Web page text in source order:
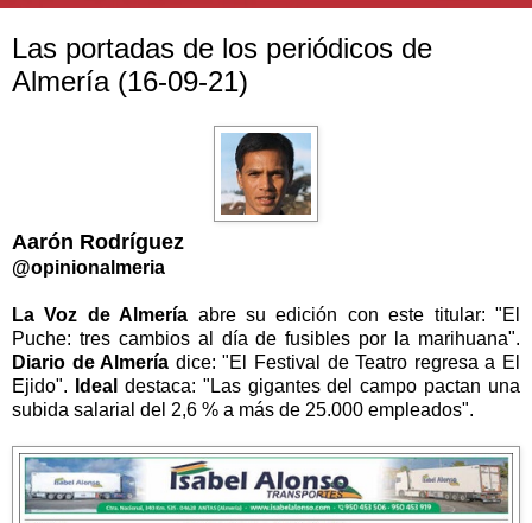
Las portadas de los periódicos de
Almería (16-09-21)
Aarón Rodríguez
@opinionalmeria
La Voz de Almería abre su edición con este titular: "El
Puche: tres cambios al día de fusibles por la marihuana".
Diario de Almería dice: "El Festival de Teatro regresa a El
Ejido".
Ideal destaca: "Las gigantes del campo pactan una
subida salarial del 2,6 % a más de 25.000 empleados".